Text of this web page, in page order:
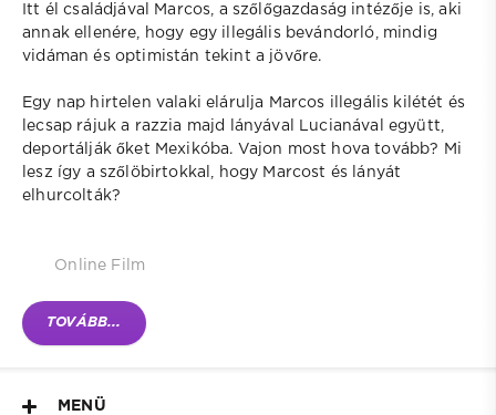
Itt él családjával Marcos, a szőlőgazdaság intézője is, aki
annak ellenére, hogy egy illegális bevándorló, mindig
vidáman és optimistán tekint a jövőre.
Egy nap hirtelen valaki elárulja Marcos illegális kilétét és
lecsap rájuk a razzia majd lányával Lucianával együtt,
deportálják őket Mexikóba. Vajon most hova tovább? Mi
lesz így a szőlöbirtokkal, hogy Marcost és lányát
elhurcolták?
Online Film
TOVÁBB...
MENÜ